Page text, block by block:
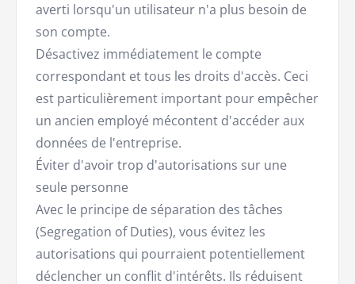
averti lorsqu'un utilisateur n'a plus besoin de
son compte.
Désactivez immédiatement le compte
correspondant et tous les droits d'accès. Ceci
est particulièrement important pour empêcher
un ancien employé mécontent d'accéder aux
données de l'entreprise.
Éviter d'avoir trop d'autorisations sur une
seule personne
Avec le principe de séparation des tâches
(Segregation of Duties), vous évitez les
autorisations qui pourraient potentiellement
déclencher un conflit d'intérêts. Ils réduisent